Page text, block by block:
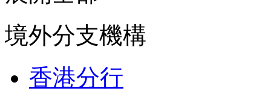
境外分支機構
香港分行